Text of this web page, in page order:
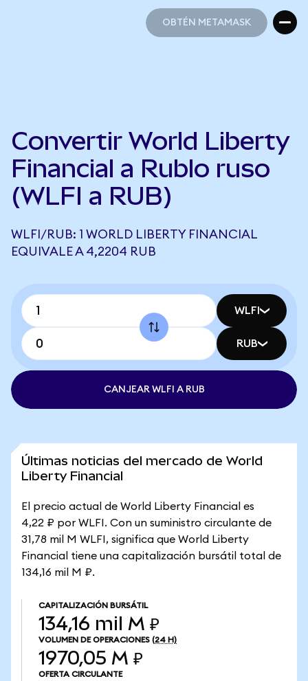
OBTÉN METAMASK
Convertir World Liberty
Financial a Rublo ruso
(WLFI a RUB)
WLFI/RUB: 1 WORLD LIBERTY FINANCIAL
EQUIVALE A 4,2204 RUB
WLFI
RUB
CANJEAR WLFI A RUB
Últimas noticias del mercado de World
Liberty Financial
El precio actual de World Liberty Financial es
4,22 ₽ por WLFI. Con un suministro circulante de
31,78 mil M WLFI, significa que World Liberty
Financial tiene una capitalización bursátil total de
134,16 mil M ₽.
CAPITALIZACIÓN BURSÁTIL
134,16 mil M ₽
VOLUMEN DE OPERACIONES (24 H)
1970,05 M ₽
OFERTA CIRCULANTE